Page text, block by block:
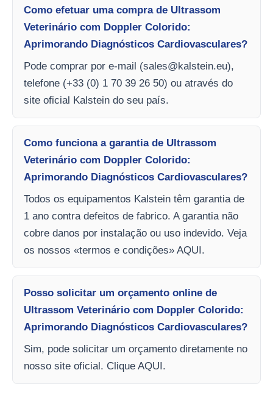
Como efetuar uma compra de Ultrassom
Veterinário com Doppler Colorido:
Aprimorando Diagnósticos Cardiovasculares?
Pode comprar por e-mail (sales@kalstein.eu),
telefone (+33 (0) 1 70 39 26 50) ou através do
site oficial Kalstein do seu país.
Como funciona a garantia de Ultrassom
Veterinário com Doppler Colorido:
Aprimorando Diagnósticos Cardiovasculares?
Todos os equipamentos Kalstein têm garantia de
1 ano contra defeitos de fabrico. A garantia não
cobre danos por instalação ou uso indevido. Veja
os nossos «termos e condições» AQUI.
Posso solicitar um orçamento online de
Ultrassom Veterinário com Doppler Colorido:
Aprimorando Diagnósticos Cardiovasculares?
Sim, pode solicitar um orçamento diretamente no
nosso site oficial. Clique AQUI.